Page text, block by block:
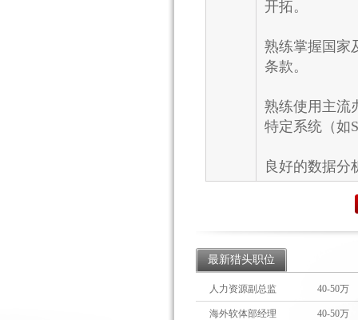
开拓。
熟练掌握国家
条款。
熟练使用主流
特定系统（如
良好的数据分
最新猎头职位
人力资源副总监 40-50万
海外软体部经理 40-50万